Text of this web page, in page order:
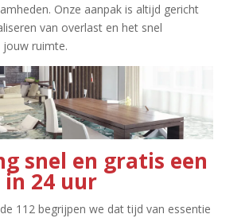
Onze aanpak is altijd gericht
van overlast en het snel
jouw ruimte.​
snel en gratis een
24 uur
112 begrijpen we dat tijd van essentie